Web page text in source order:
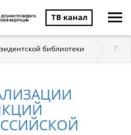
ТВ канал
библиотеки